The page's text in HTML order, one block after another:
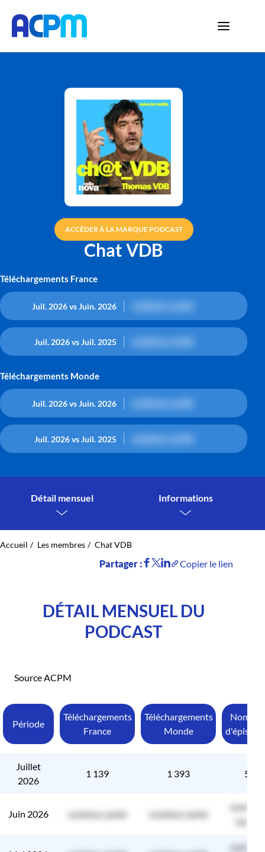
ACCÉDER À LA MARQUE PODCAST
Chat VDB
Téléchargements France
Juil. 2026 vs Juin. 2026
Juil. 2026 vs Juil. 2025
Téléchargements Monde
Juil. 2026 vs Juin. 2026
Juil. 2026 vs Juil. 2025
Détail mensuel Informations
Accueil Les membres Chat VDB
Partager : Copier le lien
DÉTAIL MENSUEL DU
PODCAST
Source ACPM
Période
Téléchargements
France
Téléchargements
Monde
Nombre
Juillet
2026
1 139 1 393 5
Juin 2026 contenu caché contenu caché
contenu
caché
contenu